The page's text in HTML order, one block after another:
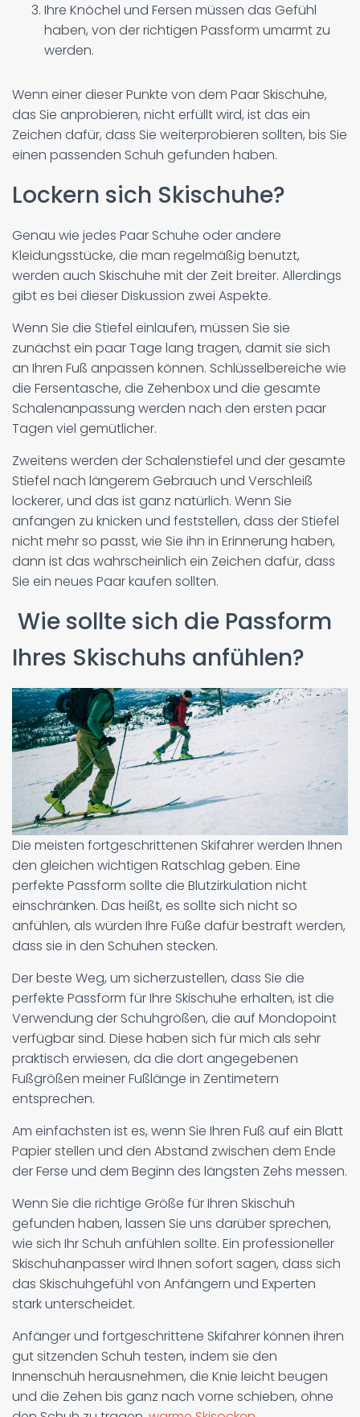
Ihre Knöchel und Fersen müssen das Gefühl
haben, von der richtigen Passform umarmt zu
werden.
Wenn einer dieser Punkte von dem Paar Skischuhe,
das Sie anprobieren, nicht erfüllt wird, ist das ein
Zeichen dafür, dass Sie weiterprobieren sollten, bis Sie
einen passenden Schuh gefunden haben.
Lockern sich Skischuhe?
Genau wie jedes Paar Schuhe oder andere
Kleidungsstücke, die man regelmäßig benutzt,
werden auch Skischuhe mit der Zeit breiter. Allerdings
gibt es bei dieser Diskussion zwei Aspekte.
Wenn Sie die Stiefel einlaufen, müssen Sie sie
zunächst ein paar Tage lang tragen, damit sie sich
an Ihren Fuß anpassen können. Schlüsselbereiche wie
die Fersentasche, die Zehenbox und die gesamte
Schalenanpassung werden nach den ersten paar
Tagen viel gemütlicher.
Zweitens werden der Schalenstiefel und der gesamte
Stiefel nach längerem Gebrauch und Verschleiß
lockerer, und das ist ganz natürlich. Wenn Sie
anfangen zu knicken und feststellen, dass der Stiefel
nicht mehr so passt, wie Sie ihn in Erinnerung haben,
dann ist das wahrscheinlich ein Zeichen dafür, dass
Sie ein neues Paar kaufen sollten.
Wie sollte sich die Passform
Ihres Skischuhs anfühlen?
Die meisten fortgeschrittenen Skifahrer werden Ihnen
den gleichen wichtigen Ratschlag geben. Eine
perfekte Passform sollte die Blutzirkulation nicht
einschränken. Das heißt, es sollte sich nicht so
anfühlen, als würden Ihre Füße dafür bestraft werden,
dass sie in den Schuhen stecken.
Der beste Weg, um sicherzustellen, dass Sie die
perfekte Passform für Ihre Skischuhe erhalten, ist die
Verwendung der Schuhgrößen, die auf Mondopoint
verfügbar sind. Diese haben sich für mich als sehr
praktisch erwiesen, da die dort angegebenen
Fußgrößen meiner Fußlänge in Zentimetern
entsprechen.
Am einfachsten ist es, wenn Sie Ihren Fuß auf ein Blatt
Papier stellen und den Abstand zwischen dem Ende
der Ferse und dem Beginn des längsten Zehs messen.
Wenn Sie die richtige Größe für Ihren Skischuh
gefunden haben, lassen Sie uns darüber sprechen,
wie sich Ihr Schuh anfühlen sollte. Ein professioneller
Skischuhanpasser wird Ihnen sofort sagen, dass sich
das Skischuhgefühl von Anfängern und Experten
stark unterscheidet.
Anfänger und fortgeschrittene Skifahrer können ihren
gut sitzenden Schuh testen, indem sie den
Innenschuh herausnehmen, die Knie leicht beugen
und die Zehen bis ganz nach vorne schieben, ohne